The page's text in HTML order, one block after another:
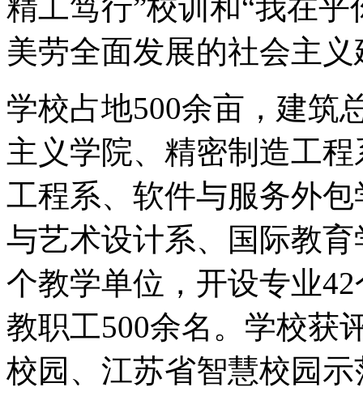
精工笃行”校训和“我在
美劳全面发展的社会主
学校占地500余亩，建筑
主义学院、精密制造工
工程系、软件与服务外
与艺术设计系、国际教
个教学单位，开设专业
教职工500余名。学校获
校园、江苏省智慧校园